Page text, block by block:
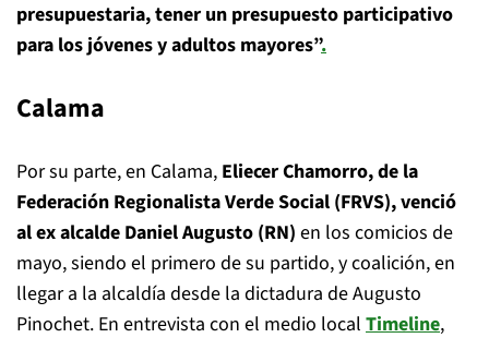
presupuestaria, tener un presupuesto participativo
para los jóvenes y adultos mayores”.
Calama
Por su parte, en Calama, Eliecer Chamorro, de la
Federación Regionalista Verde Social (FRVS), venció
al ex alcalde Daniel Augusto (RN) en los comicios de
mayo, siendo el primero de su partido, y coalición, en
llegar a la alcaldía desde la dictadura de Augusto
Pinochet. En entrevista con el medio local Timeline,